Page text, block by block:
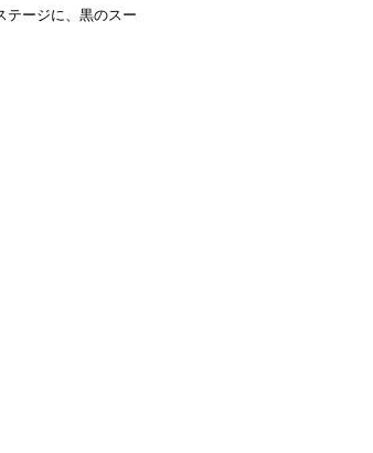
テージに、黒のスー